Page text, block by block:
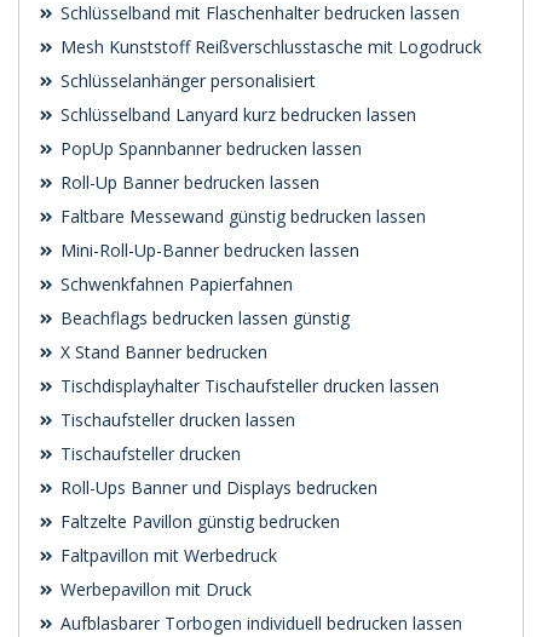
Schlüsselband mit Flaschenhalter bedrucken lassen
Mesh Kunststoff Reißverschlusstasche mit Logodruck
Schlüsselanhänger personalisiert
Schlüsselband Lanyard kurz bedrucken lassen
PopUp Spannbanner bedrucken lassen
Roll-Up Banner bedrucken lassen
Faltbare Messewand günstig bedrucken lassen
Mini-Roll-Up-Banner bedrucken lassen
Schwenk­fahnen Papierfahnen
Beachflags bedrucken lassen günstig
X Stand Banner bedrucken
Tischdisplayhalter Tischaufsteller drucken lassen
Tischaufsteller drucken lassen
Tischaufsteller drucken
Roll-Ups Banner und Displays bedrucken
Faltzelte Pavillon günstig bedrucken
Faltpavillon mit Werbedruck
Werbepavillon mit Druck
Aufblasbarer Torbogen individuell bedrucken lassen